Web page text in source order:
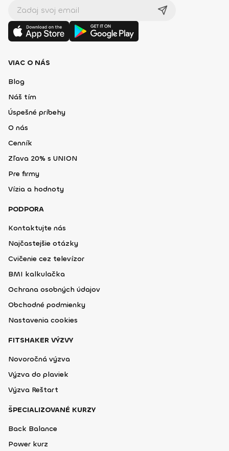
VIAC O NÁS
Blog
Náš tím
Úspešné príbehy
O nás
Cenník
Zľava 20% s UNION
Pre firmy
Vízia a hodnoty
PODPORA
Kontaktujte nás
Najčastejšie otázky
Cvičenie cez televízor
BMI kalkulačka
Ochrana osobných údajov
Obchodné podmienky
Nastavenia cookies
FITSHAKER VÝZVY
Novoročná výzva
Výzva do plaviek
Výzva Reštart
ŠPECIALIZOVANÉ KURZY
Back Balance
Power kurz